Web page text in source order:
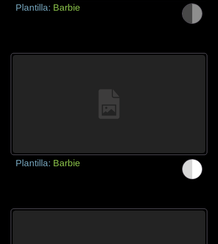
Plantilla: Barbie
Plantilla: Barbie